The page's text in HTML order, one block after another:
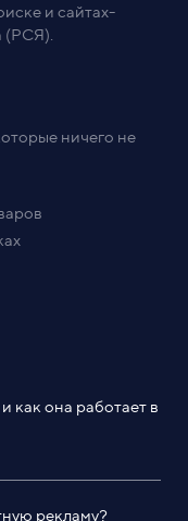
и сайтах-
(РСЯ).
ничего не
как она работает в
рекламу?